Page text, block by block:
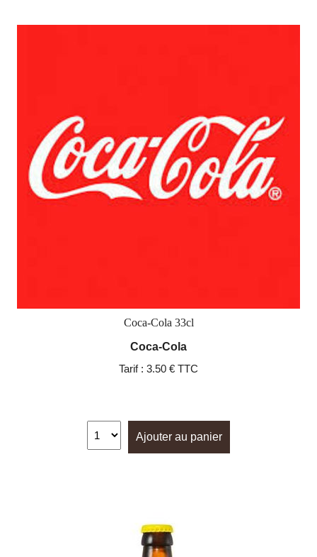
Coca-Cola 33cl
Coca-Cola
Tarif : 3.50 € TTC
Ajouter au panier